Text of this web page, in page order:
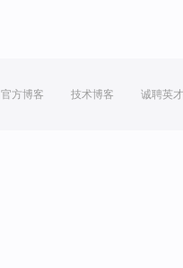
官方博客 技术博客 诚聘英才